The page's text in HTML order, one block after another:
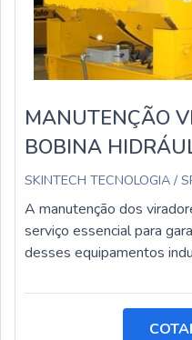
MANUTENÇÃO
BOBINA
SKINTECH TECNOLOGIA /
A manutenção dos
serviço essencial para
desses equipamentos